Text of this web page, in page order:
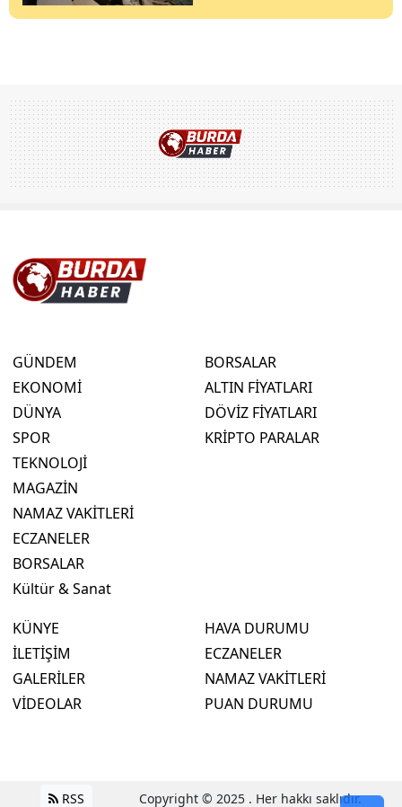
GÜNDEM
EKONOMİ
DÜNYA
SPOR
TEKNOLOJİ
MAGAZİN
NAMAZ VAKİTLERİ
ECZANELER
BORSALAR
Kültür & Sanat
BORSALAR
ALTIN FİYATLARI
DÖVİZ FİYATLARI
KRİPTO PARALAR
KÜNYE
İLETİŞİM
GALERİLER
VİDEOLAR
HAVA DURUMU
ECZANELER
NAMAZ VAKİTLERİ
PUAN DURUMU
RSS Copyright © 2025 . Her hakkı saklıdır.